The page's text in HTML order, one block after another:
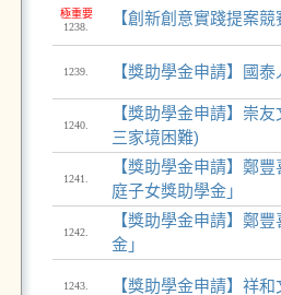
極重要
1238.
【創新創意實踐提案
1239. 【獎助學金申請】國
1240.
【獎助學金申請】崇
三家境困難)
1241.
【獎助學金申請】鄭
庭子女獎助學金」
1242.
【獎助學金申請】鄭
金」
1243. 【獎助學金申請】祥